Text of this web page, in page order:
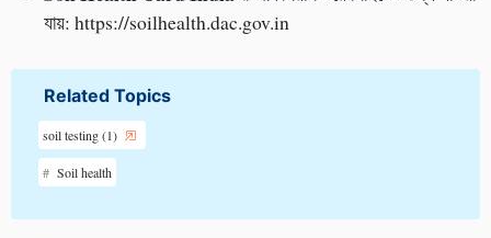
যায়: https://soilhealth.dac.gov.in
Related Topics
soil testing (1)
Soil health